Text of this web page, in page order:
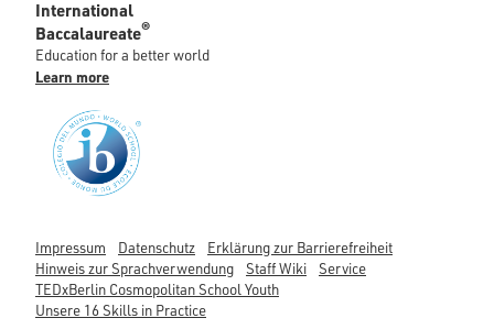
International
Baccalaureate®
Education for a better world
Learn more
Impressum Datenschutz
Erklärung zur Barrierefreiheit
Hinweis zur Sprachverwendung
Staff Wiki
Service
TEDxBerlin Cosmopolitan School Youth
Unsere 16 Skills in Practice